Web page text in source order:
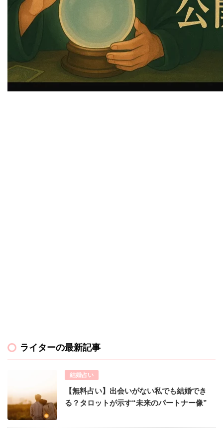
ライターの最新記事
結婚占い
【無料占い】出会いがない私でも結婚でき
る？タロットが示す“未来のパートナー像”